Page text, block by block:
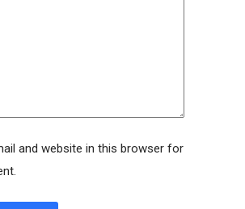
and website in this browser for